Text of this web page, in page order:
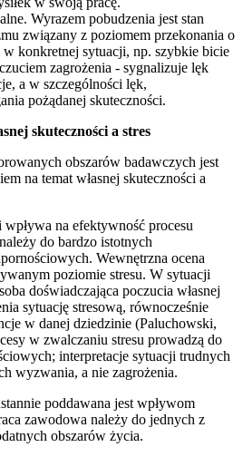
Wyrazem pobudzenia jest stan
związany z poziomem przekonania o
w konkretnej sytuacji, np. szybkie bicie
zagrożenia - sygnalizuje lęk
a w szczególności lęk,
pożądanej skuteczności.
skuteczności a stres
obszarów badawczych jest
na temat własnej skuteczności a
wpływa na efektywność procesu
do bardzo istotnych
Wewnętrzna ocena
poziomie stresu. W sytuacji
doświadczająca poczucia własnej
sytuację stresową, równocześnie
w danej dziedzinie (Paluchowski,
w zwalczaniu stresu prowadzą do
interpretacje sytuacji trudnych
wyzwania, a nie zagrożenia.
poddawana jest wpływom
zawodowa należy do jednych z
obszarów życia.